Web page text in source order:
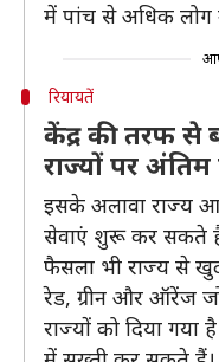
में पांच से अधिक
रियायतें
केंद्र की तरफ से
राज्यों पर
इसके अलावा राज्य
सेवाएं शुरू कर सकते
फैसला भी राज्य से
रेड, ग्रीन और ऑरेंज
राज्यों को दिया